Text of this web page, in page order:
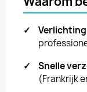
✓
✓
Snelle
(Frankrijk